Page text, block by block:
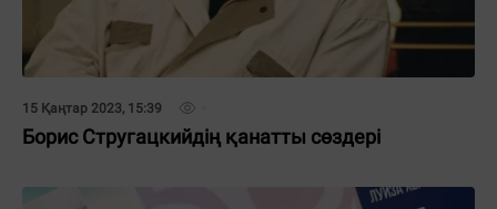
15 Қаңтар 2023, 15:39
Борис Стругацкийдің қанатты сөздері